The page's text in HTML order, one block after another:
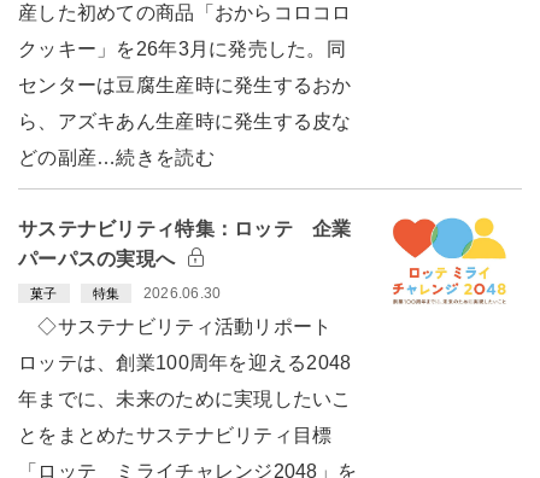
産した初めての商品「おからコロコロ
クッキー」を26年3月に発売した。同
センターは豆腐生産時に発生するおか
ら、アズキあん生産時に発生する皮な
どの副産…続きを読む
サステナビリティ特集：ロッテ 企業
パーパスの実現へ
菓子 特集 2026.06.30
◇サステナビリティ活動リポート
ロッテは、創業100周年を迎える2048
年までに、未来のために実現したいこ
とをまとめたサステナビリティ目標
「ロッテ ミライチャレンジ2048」を